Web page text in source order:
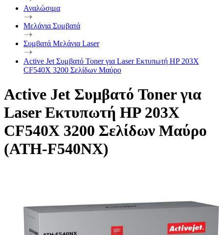
Αναλώσιμα
Μελάνια Συμβατά
Συμβατά Μελάνια Laser
Active Jet Συμβατό Toner για Laser Εκτυπωτή HP 203X
CF540X 3200 Σελίδων Μαύρο
Active Jet Συμβατό Toner για
Laser Εκτυπωτή HP 203X
CF540X 3200 Σελίδων Μαύρο
(ATH-F540NX)